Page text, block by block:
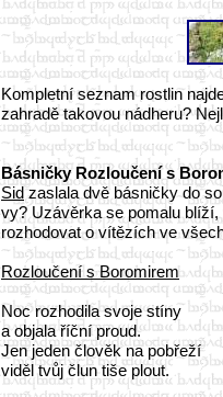
Kompletní seznam rostlin
zahradě takovou nádheru?
Básničky Rozloučení s
Sidzaslala dvě básničky do
vy? Uzávěrka se pomalu
rozhodovat o vítězích ve
Rozloučení s Boromirem
Noc rozhodila svoje stíny
a objala říční proud.
Jen jeden člověk na pobřeží
viděl tvůj člun tiše plout.